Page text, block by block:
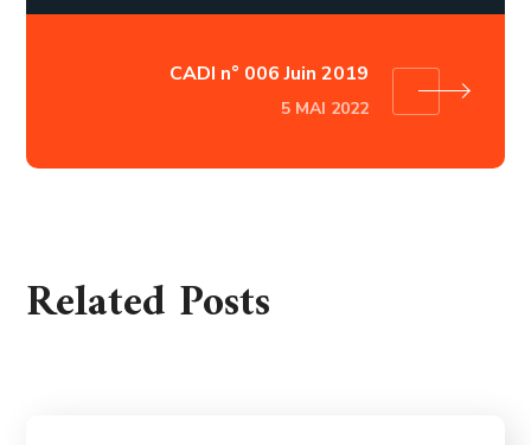
CADI n° 006 Juin 2019
5 MAI 2022
Related Posts